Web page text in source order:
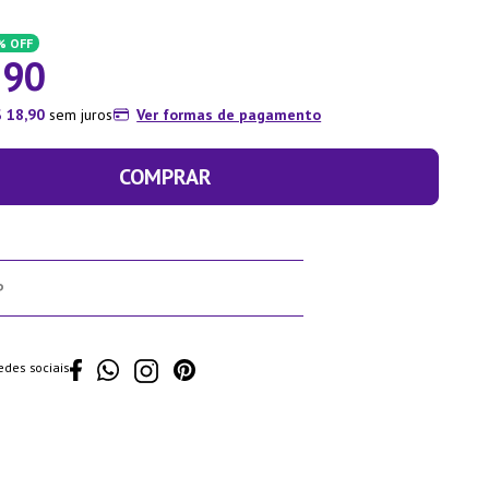
OFF
90
18,90 sem juros Ver formas de pagamento
COMPRAR
sociais